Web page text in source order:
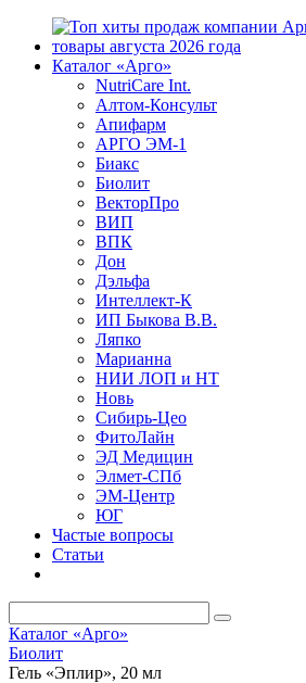
Каталог «Арго»
NutriCare Int.
Алтом-Консульт
Апифарм
АРГО ЭМ-1
Биакс
Биолит
ВекторПро
ВИП
ВПК
Дон
Дэльфа
Интеллект-К
ИП Быкова В.В.
Ляпко
Марианна
НИИ ЛОП и НТ
Новь
Сибирь-Цео
ФитоЛайн
ЭД Медицин
Элмет-СПб
ЭМ-Центр
ЮГ
Частые вопросы
Статьи
Каталог «Арго»
Биолит
Гель «Эплир», 20 мл